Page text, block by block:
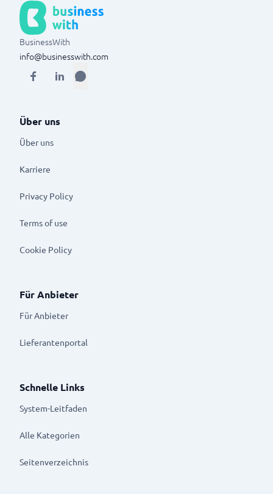
BusinessWith
info@businesswith.com
Über uns
Über uns
Karriere
Privacy Policy
Terms of use
Cookie Policy
Für Anbieter
Für Anbieter
Lieferantenportal
Schnelle Links
System-Leitfaden
Alle Kategorien
Seitenverzeichnis